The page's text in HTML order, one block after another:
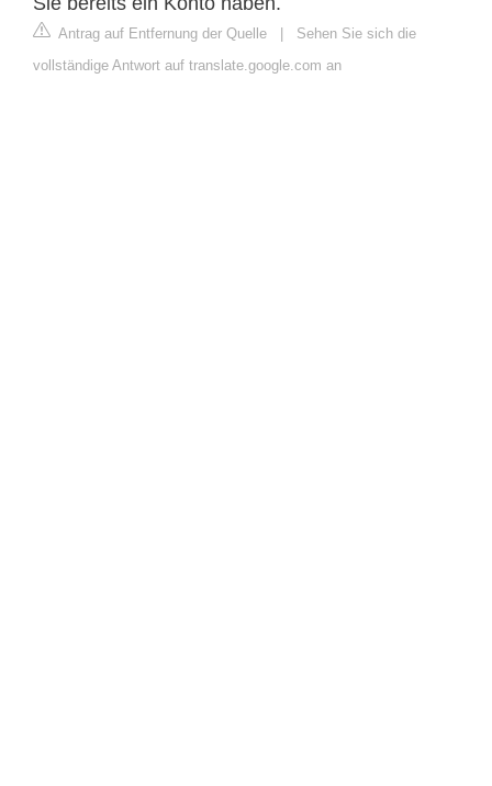
Antrag auf Entfernung der Quelle | Sehen Sie sich die
vollständige Antwort auf translate.google.com an